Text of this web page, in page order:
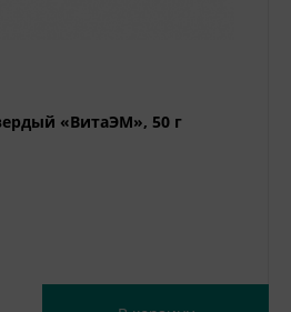
«ВитаЭМ», 50 г